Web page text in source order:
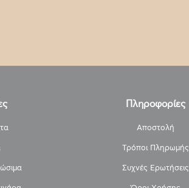
Πληροφορίες
Αποστολή
Τρόποι Πληρωμής
Συχνές Ερωτήσεις